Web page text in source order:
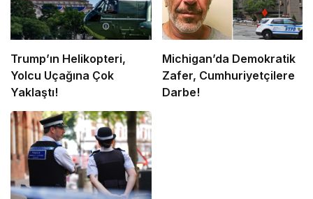
Trump’ın Helikopteri,
Yolcu Uçağına Çok
Yaklaştı!
Michigan’da Demokratik
Zafer, Cumhuriyetçilere
Darbe!